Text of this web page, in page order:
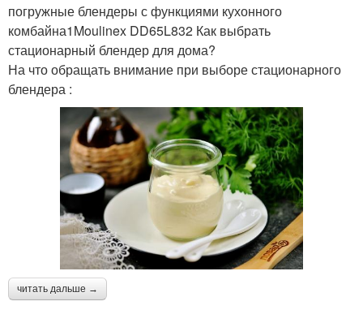
погружные блендеры с функциями кухонного
комбайна1Moulinex DD65L832 Как выбрать
стационарный блендер для дома?
На что обращать внимание при выборе стационарного
блендера :
читать дальше →